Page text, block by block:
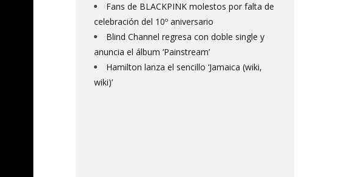
Fans de BLACKPINK molestos por falta de
celebración del 10º aniversario
Blind Channel regresa con doble single y
anuncia el álbum ‘Painstream’
Hamilton lanza el sencillo ‘Jamaica (wiki,
wiki)’